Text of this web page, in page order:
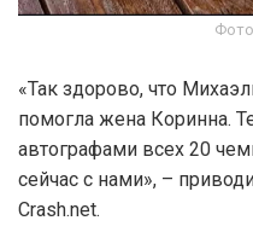
«Так здорово, что
помогла жена Коринна.
автографами всех 20
сейчас с нами», –
Crash.net.